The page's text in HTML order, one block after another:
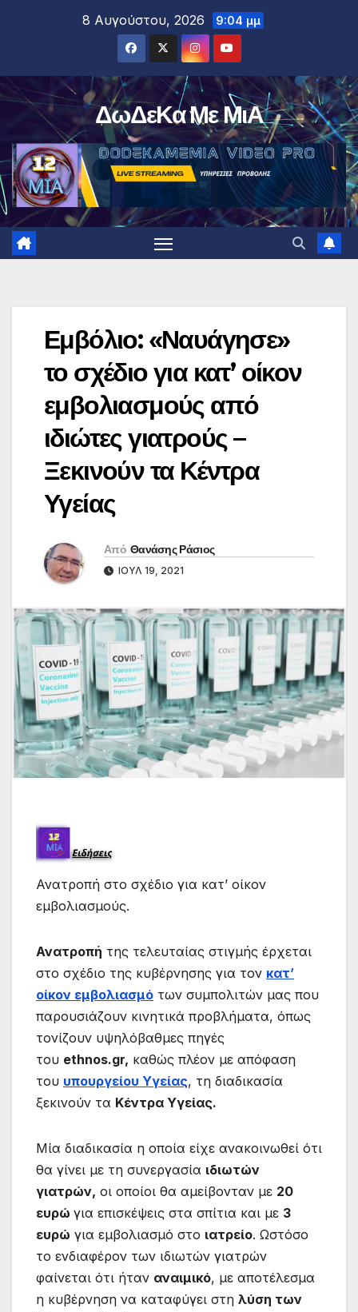
8 Αυγούστου, 2026 9:04 μμ
ΔωΔεΚα Με ΜιΑ
Εμβόλιο: «Ναυάγησε»
το σχέδιο για κατ’ οίκον
εμβολιασμούς από
ιδιώτες γιατρούς –
Ξεκινούν τα Κέντρα
Υγείας
Από Θανάσης Ράσιος
ΙΟΎΛ 19, 2021
Ανατροπή στο σχέδιο για κατ’ οίκον
εμβολιασμούς.
Ανατροπή της τελευταίας στιγμής έρχεται
στο σχέδιο της κυβέρνησης για τον κατ’
οίκον εμβολιασμό των συμπολιτών μας που
παρουσιάζουν κινητικά προβλήματα, όπως
τονίζουν υψηλόβαθμες πηγές
του ethnos.gr, καθώς πλέον με απόφαση
του υπουργείου Υγείας, τη διαδικασία
ξεκινούν τα Κέντρα Υγείας.
Μία διαδικασία η οποία είχε ανακοινωθεί ότι
θα γίνει με τη συνεργασία ιδιωτών
γιατρών, οι οποίοι θα αμείβονταν με 20
ευρώ για επισκέψεις στα σπίτια και με 3
ευρώ για εμβολιασμό στο ιατρείο. Ωστόσο
το ενδιαφέρον των ιδιωτών γιατρών
φαίνεται ότι ήταν αναιμικό, με αποτέλεσμα
η κυβέρνηση να καταφύγει στη λύση των